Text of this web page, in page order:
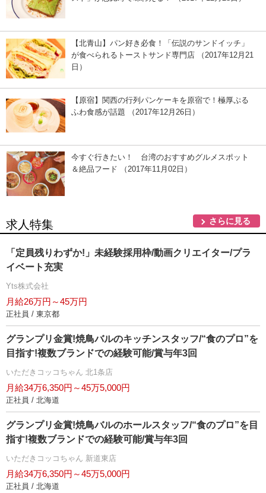
【北青山】パン好き必食！「伝説のサンドイッチ」
が食べられるトーストサンド専門店 （2017年12月21
日）
【原宿】関西の行列パンケーキを原宿で！極厚ぷる
ふわ食感が話題 （2017年12月26日）
今すぐ行きたい！ 台湾のおすすめグルメスポット
＆絶品フード （2017年11月02日）
求人特集 さらに見る
「定員残りわずか!」未経験採用枠/動画クリエイター/プラ
イベート充実
Yts株式会社
月給26万円～45万円
正社員 / 東京都
グランプリ金賞!焼鳥バルのキッチンスタッフ/“食のプロ”を
目指す!複数ブランドでの経験可能/賞与年3回
いただきコッコちゃん 北1条店
月給34万6,350円～45万5,000円
正社員 / 北海道
グランプリ金賞!焼鳥バルのホールスタッフ/“食のプロ”を目
指す!複数ブランドでの経験可能/賞与年3回
いただきコッコちゃん 新道東店
月給34万6,350円～45万5,000円
正社員 / 北海道